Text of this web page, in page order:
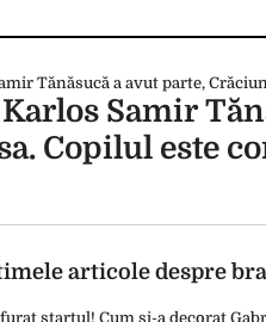
Karlos Samir
Copilul este
articole despre